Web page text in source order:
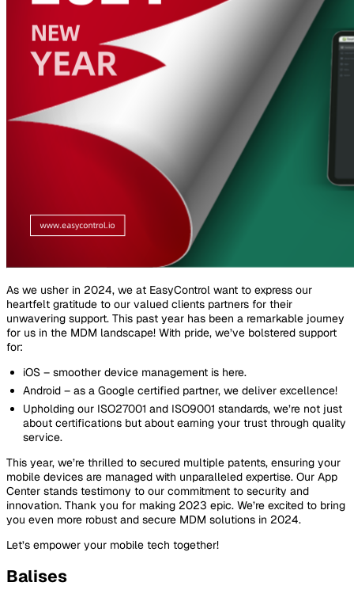
As we usher in 2024, we at EasyControl want to express our
heartfelt gratitude to our valued clients partners for their
unwavering support. This past year has been a remarkable journey
for us in the MDM landscape! With pride, we’ve bolstered support
for:
iOS – smoother device management is here.
Android – as a Google certified partner, we deliver excellence!
Upholding our ISO27001 and ISO9001 standards, we’re not just
about certifications but about earning your trust through quality
service.
This year, we’re thrilled to secured multiple patents, ensuring your
mobile devices are managed with unparalleled expertise. Our App
Center stands testimony to our commitment to security and
innovation. Thank you for making 2023 epic. We’re excited to bring
you even more robust and secure MDM solutions in 2024.
Let’s empower your mobile tech together!
Balises